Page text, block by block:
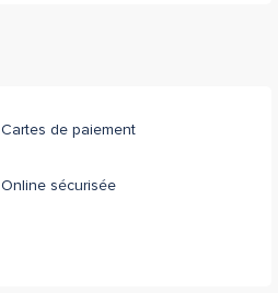
Cartes de paiement
Online sécurisée